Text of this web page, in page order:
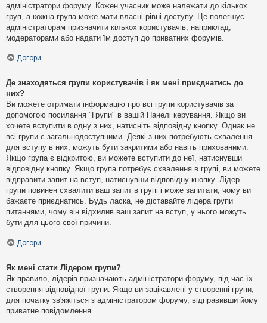
адміністратори форуму. Кожен учасник може належати до кількох
груп, а кожна група може мати власні рівні доступу. Це полегшує
адміністраторам призначити кількох користувачів, наприклад,
модераторами або надати їм доступ до приватних форумів.
Догори
Де знаходяться групи користувачів і як мені приєднатись до
них?
Ви можете отримати інформацію про всі групи користувачів за
допомогою посилання "Групи" в вашій Панелі керування. Якщо ви
хочете вступити в одну з них, натисніть відповідну кнопку. Однак не
всі групи є загальнодоступними. Деякі з них потребують схвалення
для вступу в них, можуть бути закритими або навіть прихованими.
Якщо група є відкритою, ви можете вступити до неї, натиснувши
відповідну кнопку. Якщо група потребує схвалення в групі, ви можете
відправити запит на вступ, натиснувши відповідну кнопку. Лідер
групи повинен схвалити ваш запит в групі і може запитати, чому ви
бажаєте приєднатись. Будь ласка, не діставайте лідера групи
питаннями, чому він відхилив ваш запит на вступ, у нього можуть
бути для цього свої причини.
Догори
Як мені стати Лідером групи?
Як правило, лідерів призначають адміністратори форуму, під час їх
створення відповідної групи. Якщо ви зацікавлені у створенні групи,
для початку зв'яжіться з адміністратором форуму, відправивши йому
приватне повідомлення.